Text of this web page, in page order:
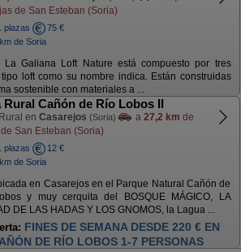
de San Esteban (Soria)
plazas
75 €
de Soria
La Galiana Loft Nature está compuesto por tres
loft como su nombre indica. Están construidas
sostenible con materiales a ...
Rural Cañón de Río Lobos II
en Casarejos (Soria) a 27,2 km de
San Esteban (Soria)
plazas
12 €
de Soria
en Casarejos en el Parque Natural Cañón de
y muy cerquita del BOSQUE MÁGICO, LA
DE LAS HADAS Y LOS GNOMOS, la Lagua ...
FINES DE SEMANA DESDE 220 € EN
DE RÍO LOBOS 1-7 PERSONAS